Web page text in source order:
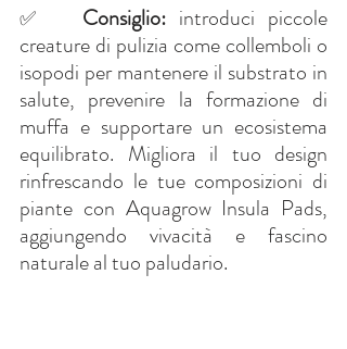
✅ Consiglio: introduci piccole
creature di pulizia come collemboli o
isopodi per mantenere il substrato in
salute, prevenire la formazione di
muffa e supportare un ecosistema
equilibrato. Migliora il tuo design
rinfrescando le tue composizioni di
piante con Aquagrow Insula Pads,
aggiungendo vivacità e fascino
naturale al tuo paludario.